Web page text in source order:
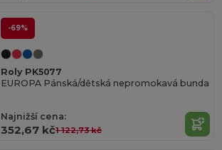
-69%
Roly PK5077
EUROPA Pánská/dětská nepromokavá bunda
Najnižší cena:
352,67 kč1 122,73 kč